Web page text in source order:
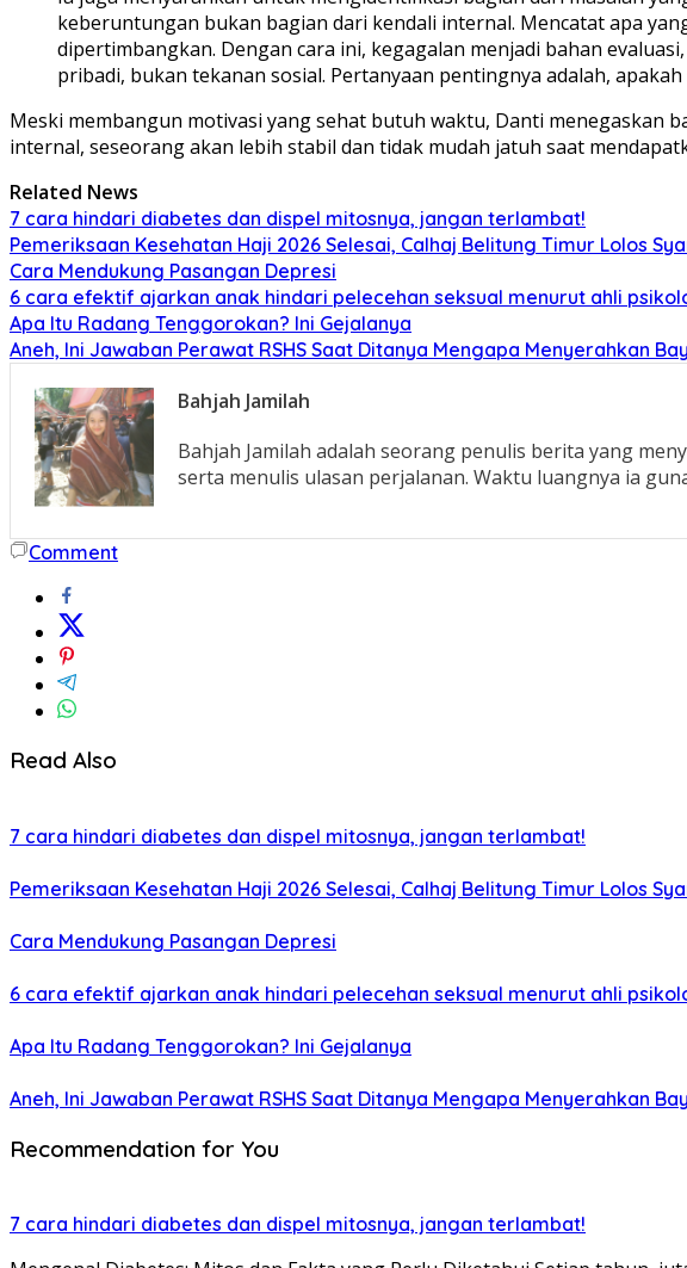
keberuntungan bukan bagian dari kendali internal. Mencatat apa
dipertimbangkan. Dengan cara ini, kegagalan menjadi bahan
pribadi, bukan tekanan sosial. Pertanyaan pentingnya adalah,
Meski membangun motivasi yang sehat butuh waktu, Danti menegaskan
internal, seseorang akan lebih stabil dan tidak mudah jatuh saat
Related News
7 cara hindari diabetes dan dispel mitosnya, jangan terlambat!
Pemeriksaan Kesehatan Haji 2026 Selesai, Calhaj Belitung Timur Lolos
Cara Mendukung Pasangan Depresi
6 cara efektif ajarkan anak hindari pelecehan seksual menurut ahli
Apa Itu Radang Tenggorokan? Ini Gejalanya
Aneh, Ini Jawaban Perawat RSHS Saat Ditanya Mengapa Menyerahkan
Bahjah Jamilah
Bahjah Jamilah adalah seorang penulis berita yang
serta menulis ulasan perjalanan. Waktu luangnya ia
Comment
Read Also
7 cara hindari diabetes dan dispel mitosnya, jangan terlambat!
Pemeriksaan Kesehatan Haji 2026 Selesai, Calhaj Belitung Timur Lolos
Cara Mendukung Pasangan Depresi
6 cara efektif ajarkan anak hindari pelecehan seksual menurut ahli
Apa Itu Radang Tenggorokan? Ini Gejalanya
Aneh, Ini Jawaban Perawat RSHS Saat Ditanya Mengapa Menyerahkan
Recommendation for You
7 cara hindari diabetes dan dispel mitosnya, jangan terlambat!